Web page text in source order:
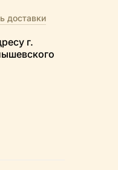
доставки
г.